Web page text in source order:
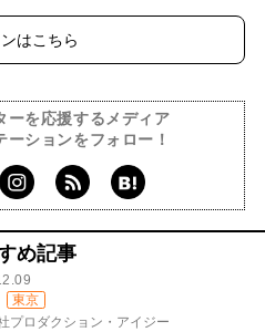
はこちら
ーを応援するメディア
ーションをフォロー！
め記事
東京
プロダクション・アイジー